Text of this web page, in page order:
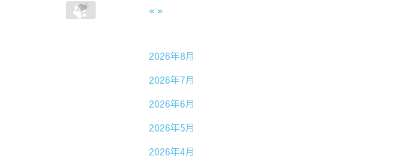
« »
2026年8月
2026年7月
2026年6月
2026年5月
2026年4月